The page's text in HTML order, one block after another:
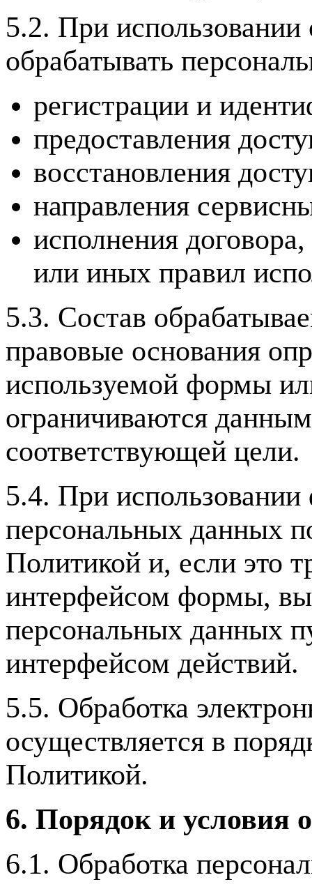
5.2. При
обрабатывать
регистрации и
предоставления
восстановления
направления
исполнения
или иных правил
5.3. Состав
правовые основания
используемой формы
ограничиваются
соответствующей цели.
5.4. При
персональных данных
Политикой и, если это
интерфейсом формы,
персональных данных
интерфейсом действий.
5.5. Обработка
осуществляется в
Политикой.
6. Порядок и условия
6.1. Обработка